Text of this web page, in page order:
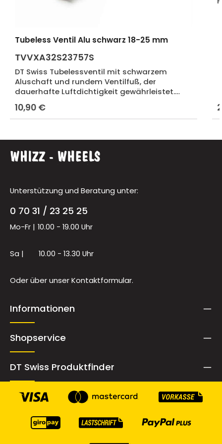
Tubeless Ventil Alu schwarz 18-25 mm
TVVXA32S23757S
DT Swiss Tubelessventil mit schwarzem
Aluschaft und rundem Ventilfuß, der
dauerhafte Luftdichtigkeit gewährleistet.
Passend für alle DT Swiss Felgen und
Laufräder mit einer Schulterhöhe von 18-25
mm. Neue Art. Nr. TVVXA32S25866S
Regulärer Preis:
10,90 €
Unterstützung und Beratung unter:
0 70 31 / 23 25 25
Mo-Fr | 10.00 - 19.00 Uhr
Sa | 10.00 - 13.30 Uhr
Oder über unserKontaktformular.
Informationen
Shopservice
DT Swiss Produktfinder